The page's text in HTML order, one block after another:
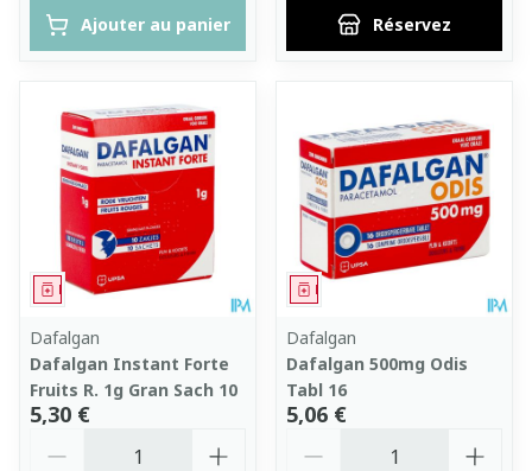
Ajouter au panier Réservez
Médicament
Dafalgan
Dafalgan Instant Forte
Fruits R. 1g Gran Sach 10
5,30 €
Médicament
Dafalgan
Dafalgan 500mg Odis
Tabl 16
5,06 €